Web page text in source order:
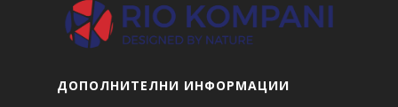
ДОПОЛНИТЕЛНИ ИНФОРМАЦИИ